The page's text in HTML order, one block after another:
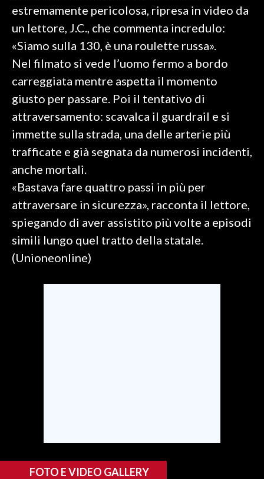
ALTRI SPORT
CULTURA
SPETTACOLI
SALUTE
SARDEGNA TURISMO
SARDI NEL MONDO
#CARAUNIONE
estremamente pericolosa, ripresa in video da
un lettore, J.C., che commenta incredulo:
«Siamo sulla 130, è una roulette russa».
Nel filmato si vede l’uomo fermo a bordo
carreggiata mentre aspetta il momento
giusto per passare. Poi il tentativo di
attraversamento: scavalca il guardrail e si
immette sulla strada, una delle arterie più
trafficate e già segnata da numerosi incidenti,
anche mortali.
«Bastava fare quattro passi in più per
attraversare in sicurezza», racconta il lettore,
spiegando di aver assistito più volte a episodi
simili lungo quel tratto della statale.
(Unioneonline)
FOTO E VIDEO GALLERY